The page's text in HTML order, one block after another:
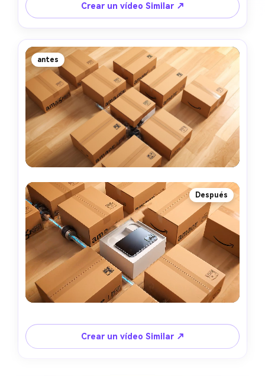
Crear un vídeo Similar ↗
antes
Después
Crear un vídeo Similar ↗